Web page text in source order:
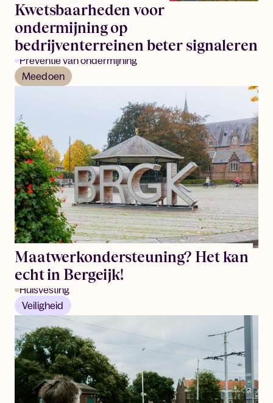
Kwetsbaarheden voor
ondermijning op
bedrijventerreinen beter signaleren
Preventie van ondermijning
Meedoen
Maatwerkondersteuning? Het kan
echt in Bergeijk!
Huisvesting
Veiligheid